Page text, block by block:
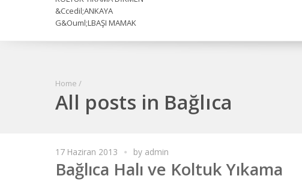
Home /
All posts in Bağlıca
17 Haziran 2013 by admin
Bağlıca Halı ve Koltuk Yıkama